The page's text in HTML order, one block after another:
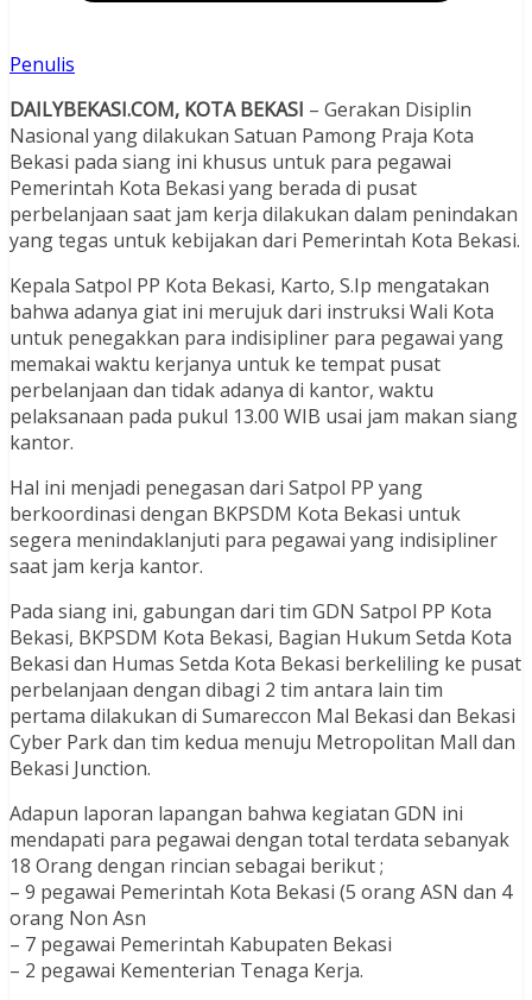
Penulis
DAILYBEKASI.COM, KOTA BEKASI – Gerakan Disiplin
Nasional yang dilakukan Satuan Pamong Praja Kota
Bekasi pada siang ini khusus untuk para pegawai
Pemerintah Kota Bekasi yang berada di pusat
perbelanjaan saat jam kerja dilakukan dalam penindakan
yang tegas untuk kebijakan dari Pemerintah Kota Bekasi.
Kepala Satpol PP Kota Bekasi, Karto, S.Ip mengatakan
bahwa adanya giat ini merujuk dari instruksi Wali Kota
untuk penegakkan para indisipliner para pegawai yang
memakai waktu kerjanya untuk ke tempat pusat
perbelanjaan dan tidak adanya di kantor, waktu
pelaksanaan pada pukul 13.00 WIB usai jam makan siang
kantor.
Hal ini menjadi penegasan dari Satpol PP yang
berkoordinasi dengan BKPSDM Kota Bekasi untuk
segera menindaklanjuti para pegawai yang indisipliner
saat jam kerja kantor.
Pada siang ini, gabungan dari tim GDN Satpol PP Kota
Bekasi, BKPSDM Kota Bekasi, Bagian Hukum Setda Kota
Bekasi dan Humas Setda Kota Bekasi berkeliling ke pusat
perbelanjaan dengan dibagi 2 tim antara lain tim
pertama dilakukan di Sumareccon Mal Bekasi dan Bekasi
Cyber Park dan tim kedua menuju Metropolitan Mall dan
Bekasi Junction.
Adapun laporan lapangan bahwa kegiatan GDN ini
mendapati para pegawai dengan total terdata sebanyak
18 Orang dengan rincian sebagai berikut ;
– 9 pegawai Pemerintah Kota Bekasi (5 orang ASN dan 4
orang Non Asn
– 7 pegawai Pemerintah Kabupaten Bekasi
– 2 pegawai Kementerian Tenaga Kerja.